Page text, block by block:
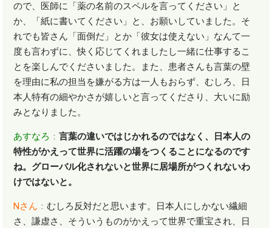
ので、医師に「薬の名前のスペルを言ってください」と
か、「紙に書いてください」と、お願いしていました。そ
れでも皆さん「面倒だ」とか「彼女は使えない」なんて一
度も言わずに、快く応じてくれましたし一緒に仕事するこ
とを楽しんでくださいました。また、患者さんも言葉の壁
を理由に私の担当を嫌がる方は一人もおらず、むしろ、日
本人特有の細やかさが嬉しいと言ってくださり、大いに励
みとなりました。
あすなろ ：言葉の違いではじかれるのではなく、日本人の
特性がかえって世界に活躍の場をつくることになるのです
ね。グローバル化されないと世界に居場所がつくれないわ
けではないと。
Nさん ：むしろ反対だと思います。日本人にしかない繊細
さ、謙虚さ、そういうものがかえって世界で重宝され、日